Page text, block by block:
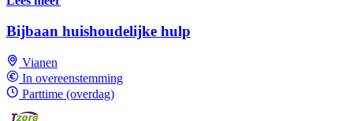
Bijbaan huishoudelijke hulp
Vianen
In overeenstemming
Parttime (overdag)